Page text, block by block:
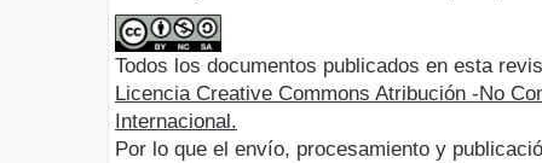
Todos los documentos publicados en esta
Licencia Creative Commons Atribución -No
Internacional.
Por lo que el envío, procesamiento y